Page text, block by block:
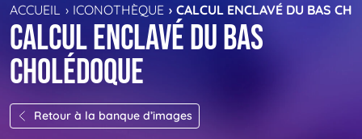
ACCUEIL ICONOTHÈQUE CALCUL ENCLAVÉ DU BAS
Calcul enclavé du bas
cholédoque
Retour à la banque d’images